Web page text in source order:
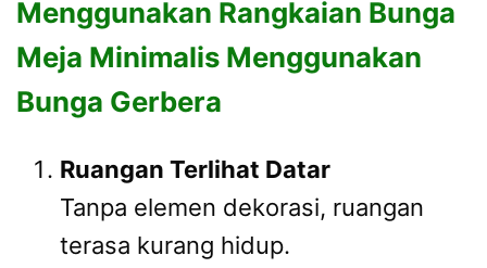
Menggunakan Rangkaian Bunga
Meja Minimalis Menggunakan
Bunga Gerbera
Ruangan Terlihat Datar
Tanpa elemen dekorasi, ruangan
terasa kurang hidup.